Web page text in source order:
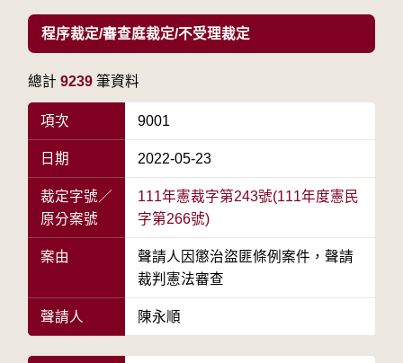
程序裁定/審查庭裁定/不受理裁定
總計 9239 筆資料
項次 9001
日期 2022-05-23
裁定字號／
原分案號
111年憲裁字第243號(111年度憲民
字第266號)
案由
聲請人因懲治盜匪條例案件，聲請
裁判憲法審查
聲請人 陳永順